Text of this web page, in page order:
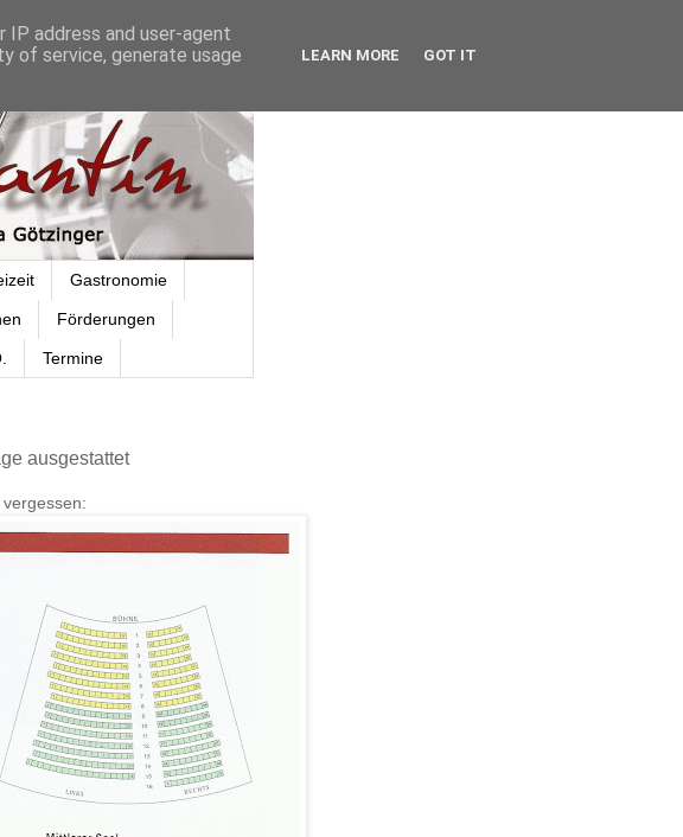
Gastronomie
Förderungen
Termine
ausgestattet
address and user-agent
of service, generate usage
LEARN MORE GOT IT